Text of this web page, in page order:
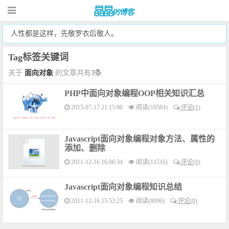
人性都是这样，先敬罗衣后敬人。
Tag标签关键词
关于 面向对象 的文章共有3条
PHP中面向对象编程OOP相关知识汇总
2015-07-17 21:15:00 阅读(10584) 评论(1)
Javascript面向对象编程对象方法、属性的
添加、删除
2011-12-16 16:06:34 阅读(11516) 评论(0)
Javascript面向对象编程知识总结
2011-12-16 15:53:25 阅读(8096) 评论(0)